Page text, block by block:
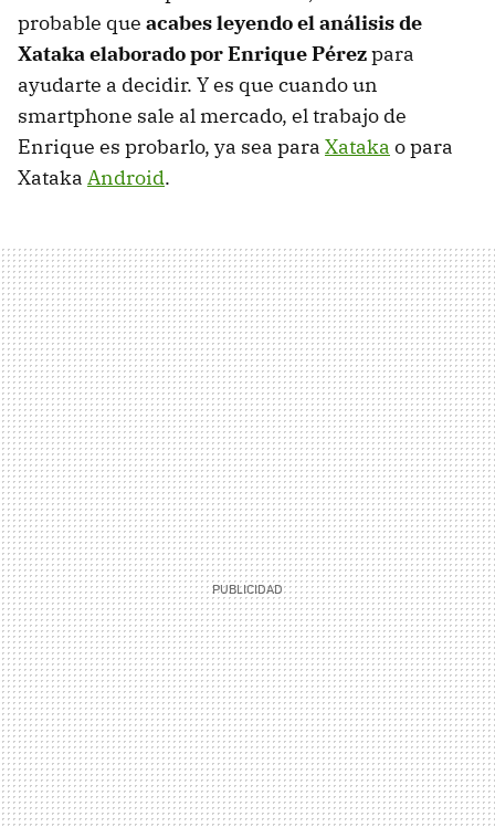
probable que acabes leyendo el análisis de
Xataka elaborado por Enrique Pérezpara
ayudarte a decidir. Y es que cuando un
smartphone sale al mercado, el trabajo de
Enrique es probarlo, ya sea para Xataka o para
Xataka Android.